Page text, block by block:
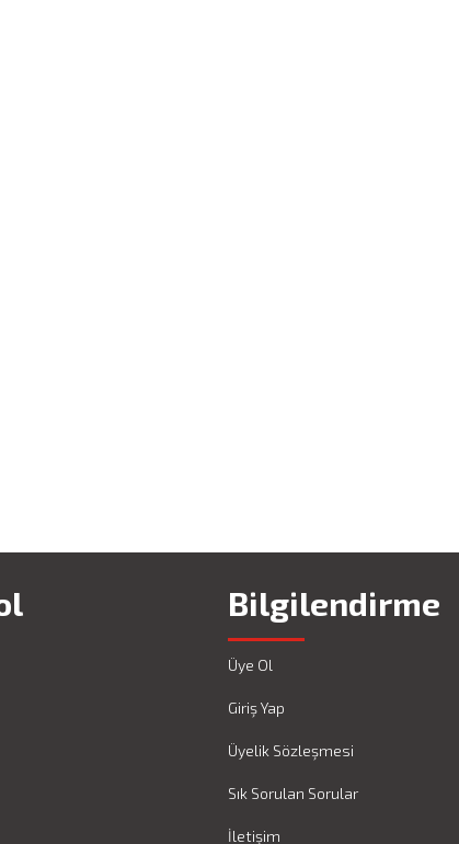
Bilgilendirme
Üye Ol
Giriş Yap
Üyelik Sözleşmesi
Sık Sorulan Sorular
İletişim